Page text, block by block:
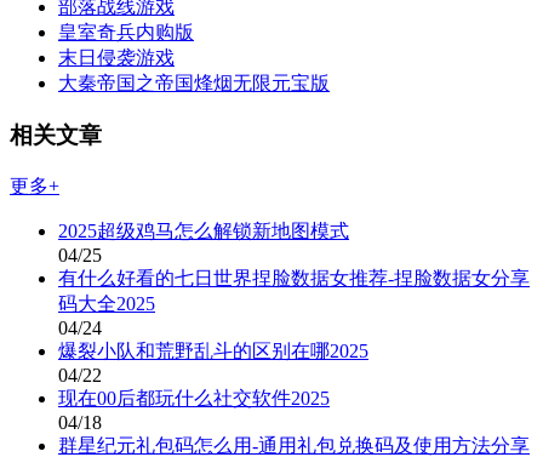
部落战线游戏
皇室奇兵内购版
末日侵袭游戏
大秦帝国之帝国烽烟无限元宝版
相关文章
更多+
2025超级鸡马怎么解锁新地图模式
04/25
有什么好看的七日世界捏脸数据女推荐-捏脸数据女分享
码大全2025
04/24
爆裂小队和荒野乱斗的区别在哪2025
04/22
现在00后都玩什么社交软件2025
04/18
群星纪元礼包码怎么用-通用礼包兑换码及使用方法分享